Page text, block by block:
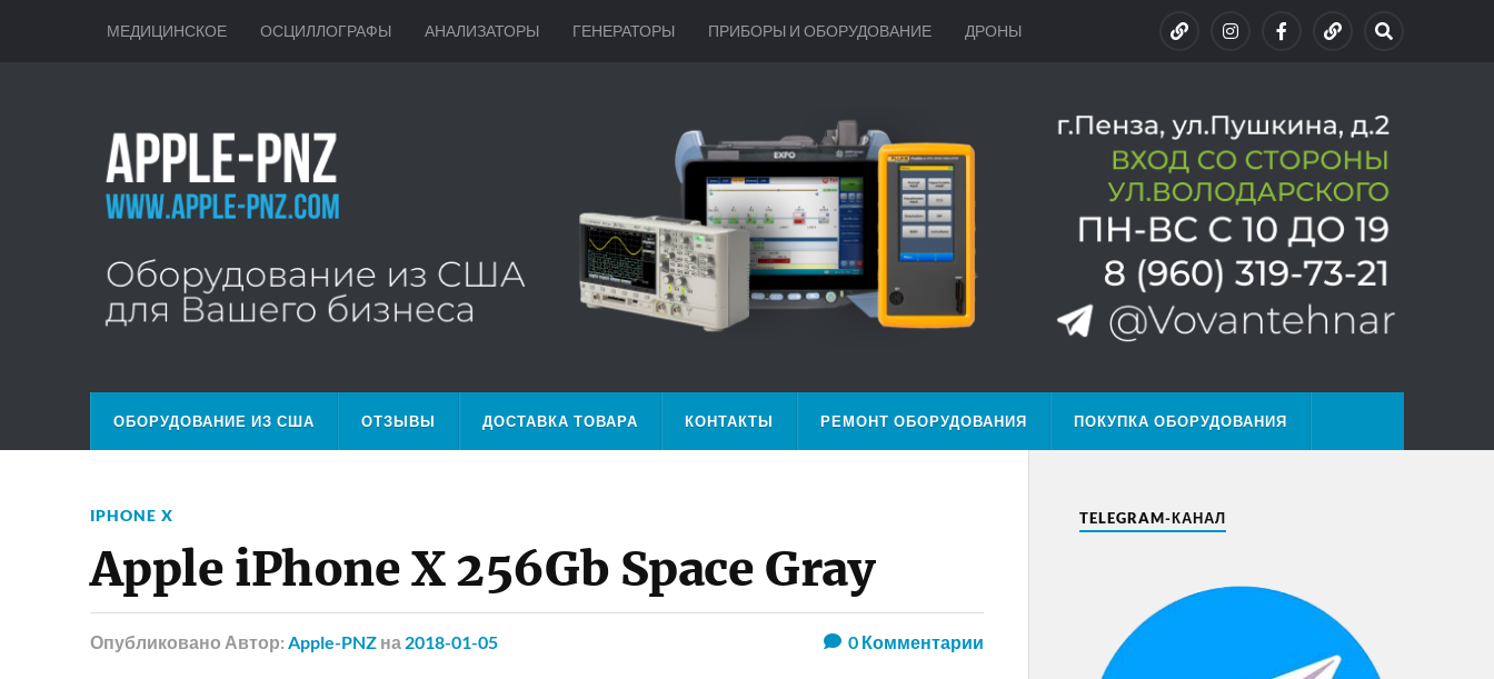
МЕДИЦИНСКОЕ ОСЦИЛЛОГРАФЫ АНАЛИЗАТОРЫ ГЕНЕРАТОРЫ ПРИБОРЫ И ОБОРУДОВАНИЕ ДРОНЫ
ОБОРУДОВАНИЕ ИЗ США ОТЗЫВЫ ДОСТАВКА ТОВАРА КОНТАКТЫ РЕМОНТ ОБОРУДОВАНИЯ ПОКУПКА ОБОРУДОВАНИЯ
IPHONE X
Apple iPhone X 256Gb Space Gray
Опубликовано Автор: Apple-PNZ на 2018-01-05 0Комментарии
TELEGRAM-КАНАЛ